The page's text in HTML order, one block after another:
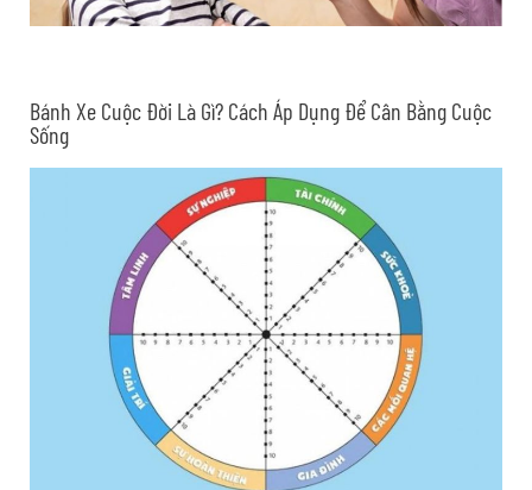
Bánh Xe Cuộc Đời Là Gì? Cách Áp Dụng Để Cân Bằng Cuộc
Sống